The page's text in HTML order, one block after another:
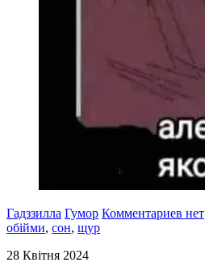
Гадззилла Гумор Комментариев нет
обійми, сон, щур
28 Квітня 2024